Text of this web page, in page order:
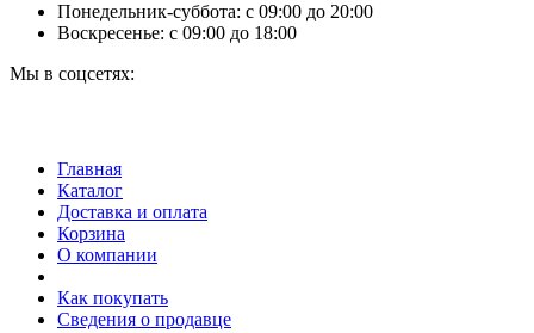
Понедельник-суббота: c 09:00 до 20:00
Воскресенье: с 09:00 до 18:00
Мы в соцсетях:
Главная
Каталог
Доставка и оплата
Корзина
О компании
Как покупать
Сведения о продавце